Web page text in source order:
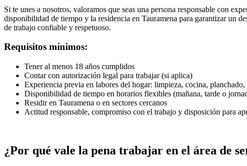
Si te unes a nosotros, valoramos que seas una persona responsable con
disponibilidad de tiempo y la residencia en Tauramena para garantizar un
de trabajo confiable y respetuoso.
Requisitos mínimos:
Tener al menos 18 años cumplidos
Contar con autorización legal para trabajar (si aplica)
Experiencia previa en labores del hogar: limpieza, cocina,
Disponibilidad de tiempo en horarios flexibles (mañana, tarde o
Residir en Tauramena o en sectores cercanos
Actitud responsable, compromiso con el trabajo y disposición para
¿Por qué vale la pena trabajar en el área de